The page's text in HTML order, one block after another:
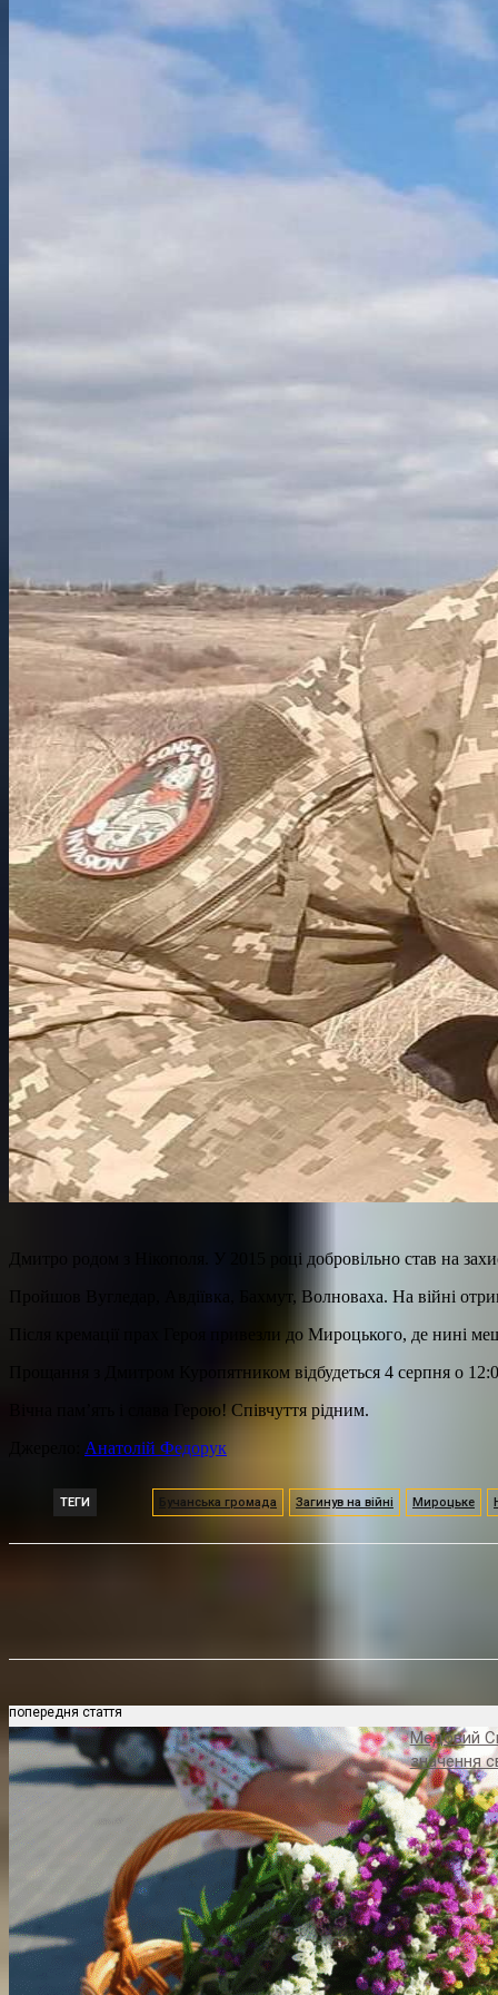
Дмитро родом з Нікополя. У 2015 році добровільно став на
Пройшов Вугледар, Авдіївка, Бахмут, Волноваха. На війні
Після кремації прах Героя привезли до Мироцького, де нині
Прощання з Дмитром Куропятником відбудеться 4 серпня о
Вічна пам’ять і слава Герою! Співчуття рідним.
Анатолій Федорук
ТЕГИ Бучанська громада Загинув на війні Мироцьке
попередня стаття
Медовий
значення